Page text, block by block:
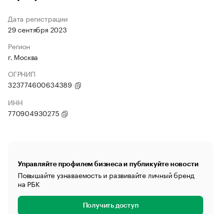
Дата регистрации
29 сентября 2023
Регион
г. Москва
ОГРНИП
323774600634389
ИНН
770904930275
Управляйте профилем бизнеса и публикуйте новости
Повышайте узнаваемость и развивайте личный бренд
на РБК
Получить доступ